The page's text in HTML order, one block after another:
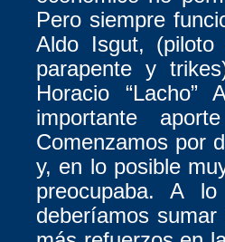
Pero siempre
Aldo Isgut,
parapente y
Horacio “Lacho”
importante
Comenzamos por
y, en lo posible
preocupaba. A
deberíamos